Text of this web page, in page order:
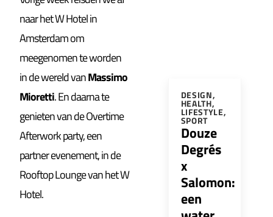
naar het W Hotel in
Amsterdam om
meegenomen te worden
in de wereld vanMassimo
Mioretti. En daarna te
genieten van de Overtime
Afterwork party, een
partner evenement, in de
Rooftop Lounge van het W
Hotel.
DESIGN,
HEALTH,
LIFESTYLE,
SPORT
Douze
Degrés
x
Salomon:
een